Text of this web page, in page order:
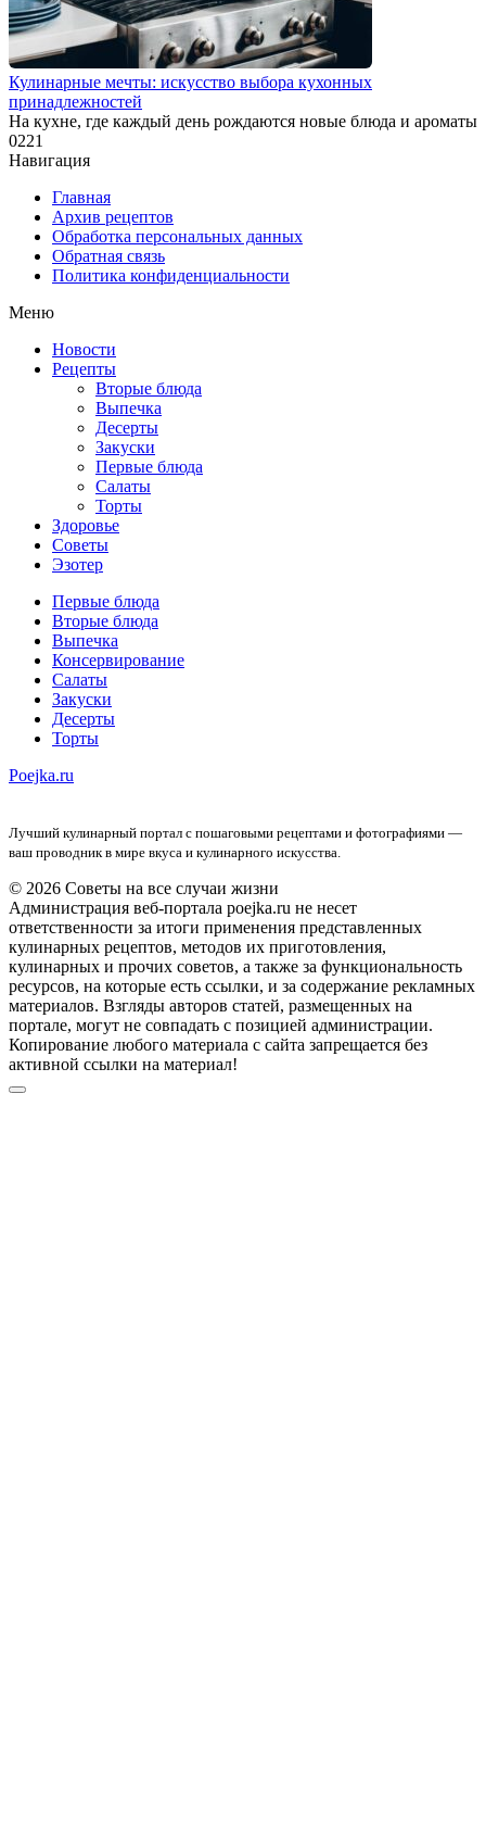
Кулинарные мечты: искусство выбора кухонных
принадлежностей
На кухне, где каждый день рождаются новые блюда и ароматы
0221
Навигация
Главная
Архив рецептов
Обработка персональных данных
Обратная связь
Политика конфиденциальности
Меню
Новости
Рецепты
Вторые блюда
Выпечка
Десерты
Закуски
Первые блюда
Салаты
Торты
Здоровье
Советы
Эзотер
Первые блюда
Вторые блюда
Выпечка
Консервирование
Салаты
Закуски
Десерты
Торты
Poejka.ru
Лучший кулинарный портал с пошаговыми рецептами и фотографиями —
ваш проводник в мире вкуса и кулинарного искусства.
© 2026 Советы на все случаи жизни
Администрация веб-портала poejka.ru не несет
ответственности за итоги применения представленных
кулинарных рецептов, методов их приготовления,
кулинарных и прочих советов, а также за функциональность
ресурсов, на которые есть ссылки, и за содержание рекламных
материалов. Взгляды авторов статей, размещенных на
портале, могут не совпадать с позицией администрации.
Копирование любого материала с сайта запрещается без
активной ссылки на материал!